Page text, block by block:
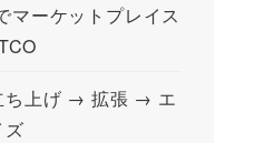
マーケットプレイス
ち上げ → 拡張 → エ
ズ